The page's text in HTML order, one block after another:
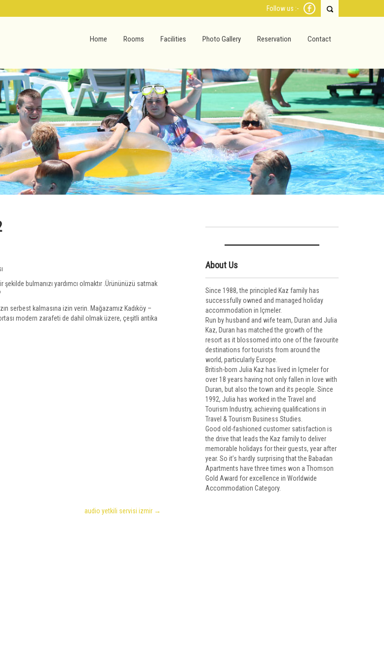
Follow us :-
Home Rooms Facilities Photo Gallery Reservation Contact
bulmanızı yardımcı olmaktır .Ürününüzü satmak
serbest kalmasına izin verin. Mağazamız Kadıköy –
modern zarafeti de dahil olmak üzere, çeşitli antika
audio yetkili servisi izmir →
About Us
Since 1988, the principled Kaz family has
successfully owned and managed holiday
accommodation in Içmeler.
Run by husband and wife team, Duran and Julia
Kaz, Duran has matched the growth of the
resort as it blossomed into one of the favourite
destinations for tourists from around the
world, particularly Europe.
British-born Julia Kaz has lived in Içmeler for
over 18 years having not only fallen in love with
Duran, but also the town and its people. Since
1992, Julia has worked in the Travel and
Tourism Industry, achieving qualifications in
Travel & Tourism Business Studies.
Good old-fashioned customer satisfaction is
the drive that leads the Kaz family to deliver
memorable holidays for their guests, year after
year. So it’s hardly surprising that the Babadan
Apartments have three times won a Thomson
Gold Award for excellence in Worldwide
Accommodation Category.